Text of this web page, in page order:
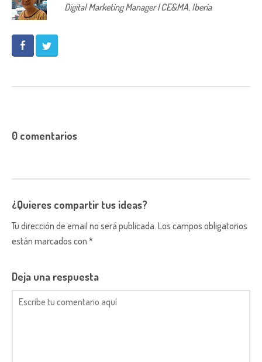
Digital Marketing Manager | CE&MA, Iberia
0 comentarios
¿Quieres compartir tus ideas?
Tu dirección de email no será publicada. Los campos obligatorios
están marcados con *
Deja una respuesta